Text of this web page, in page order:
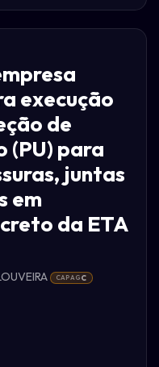
execução
de
(PU) para
juntas
em
da ETA
CAPAGC